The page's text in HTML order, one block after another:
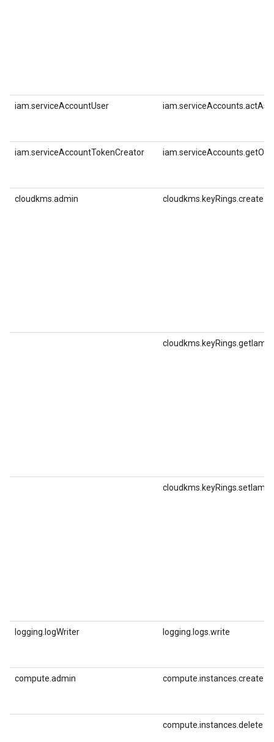
iam.serviceAccountUser iam.serviceAccounts.actAs
iam.serviceAccountTokenCreator
cloudkms.admin cloudkms.keyRings.create
logging.logWriter logging.logs.write
compute.admin compute.instances.create
compute.instances.delete